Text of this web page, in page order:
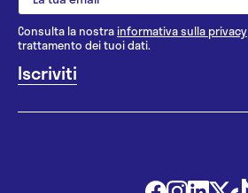
Consulta la nostrainformativa sulla privacy
trattamento dei tuoi dati.